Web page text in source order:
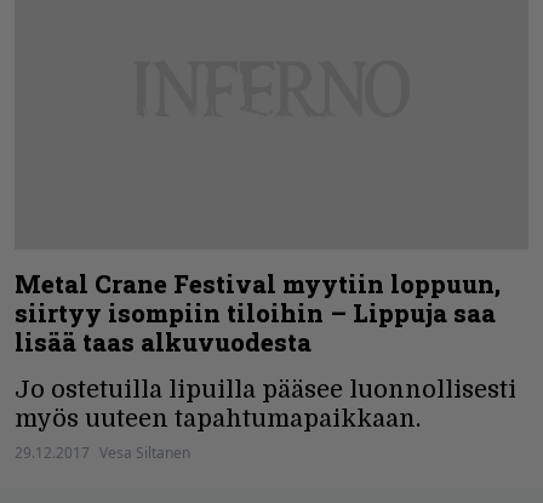
Metal Crane Festival myytiin loppuun,
siirtyy isompiin tiloihin – Lippuja saa
lisää taas alkuvuodesta
Jo ostetuilla lipuilla pääsee luonnollisesti
myös uuteen tapahtumapaikkaan.
29.12.2017 Vesa Siltanen